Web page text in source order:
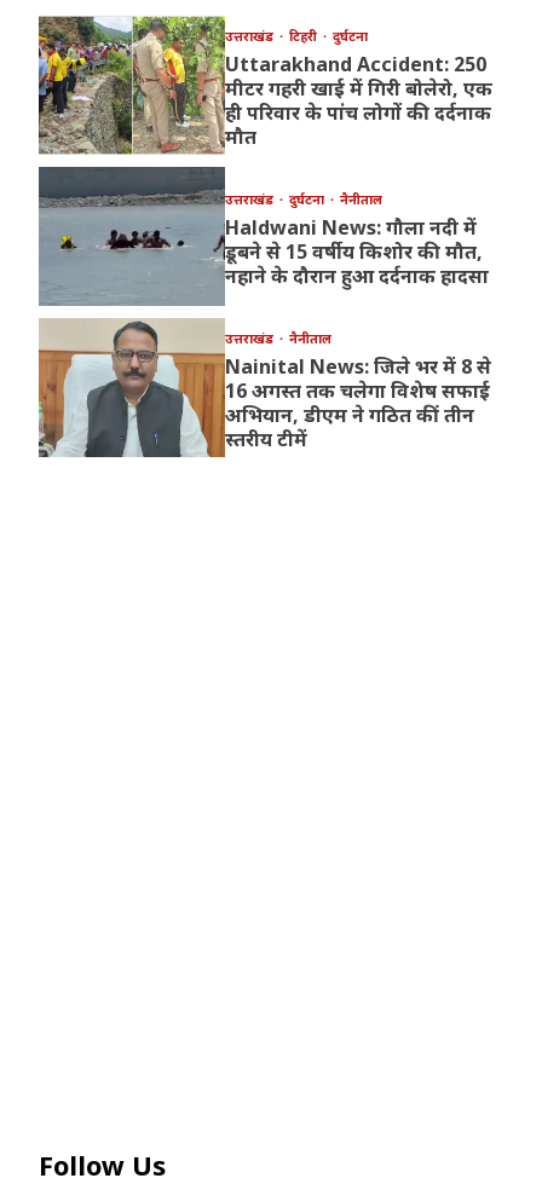
उत्तराखंड टिहरी दुर्घटना
Uttarakhand Accident: 250
मीटर गहरी खाई में गिरी बोलेरो, एक
ही परिवार के पांच लोगों की दर्दनाक
मौत
उत्तराखंड दुर्घटना नैनीताल
Haldwani News: गौला नदी में
डूबने से 15 वर्षीय किशोर की मौत,
नहाने के दौरान हुआ दर्दनाक हादसा
उत्तराखंड नैनीताल
Nainital News: जिले भर में 8 से
16 अगस्त तक चलेगा विशेष सफाई
अभियान, डीएम ने गठित कीं तीन
स्तरीय टीमें
Follow Us